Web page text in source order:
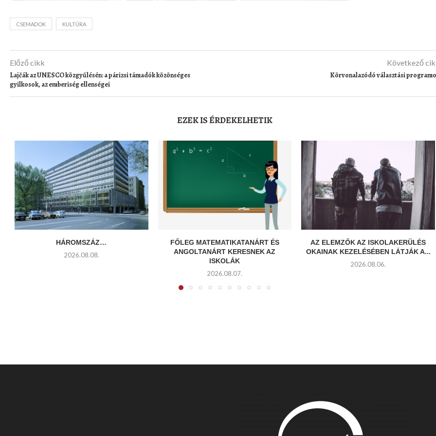
CSEMADOK KULTÚRA
Előző cikk
Lajčák az UNESCO közgyűlésén: a párizsi támadók közönséges
gyilkosok, az emberiség ellenségei
Következő
Körvonalazódó választási
EZEK IS ÉRDEKELHETIK
HÁROMSZÁZ…
2026.08.08.
FŐLEG MATEMATIKATANÁRT ÉS
ANGOLTANÁRT KERESNEK AZ
ISKOLÁK
2026.08.07.
AZ ELEMZŐK AZ ISKOLAKERÜLÉS
OKAINAK KEZELÉSÉBEN LÁTJÁK A...
2026.08.06.